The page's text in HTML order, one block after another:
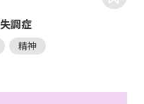
調症
精神